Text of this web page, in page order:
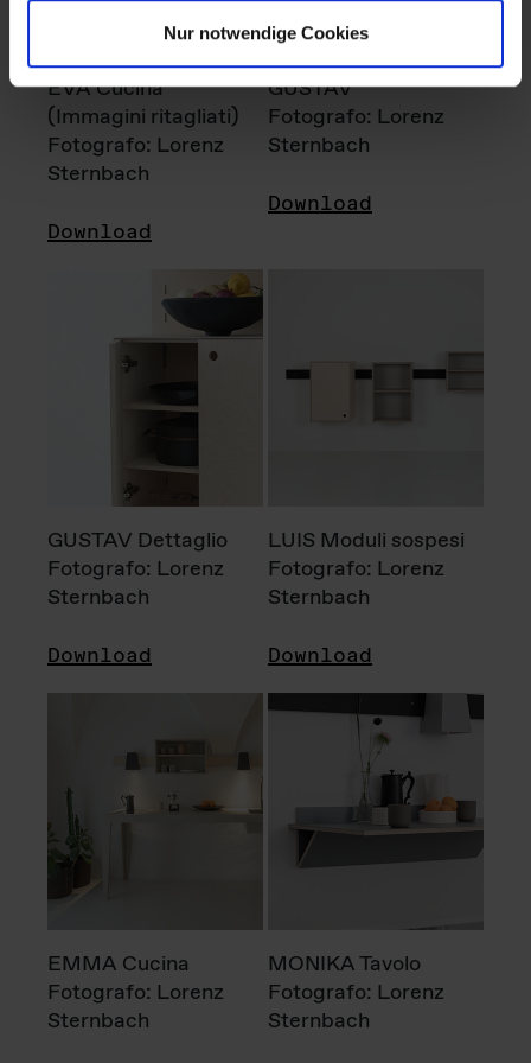
Nur notwendige Cookies
EVA Cucina
(Immagini ritagliati)
Fotografo: Lorenz
Sternbach
Download
GUSTAV
Fotografo: Lorenz
Sternbach
Download
GUSTAV Dettaglio
Fotografo: Lorenz
Sternbach
Download
LUIS Moduli sospesi
Fotografo: Lorenz
Sternbach
Download
EMMA Cucina
Fotografo: Lorenz
Sternbach
MONIKA Tavolo
Fotografo: Lorenz
Sternbach